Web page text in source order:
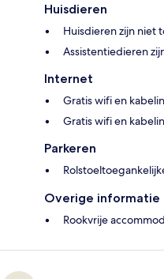
Huisdieren
Huisdieren zijn niet
Assistentiedieren
Internet
Gratis wifi en
Gratis wifi en
Parkeren
Overige informatie
Rookvrije